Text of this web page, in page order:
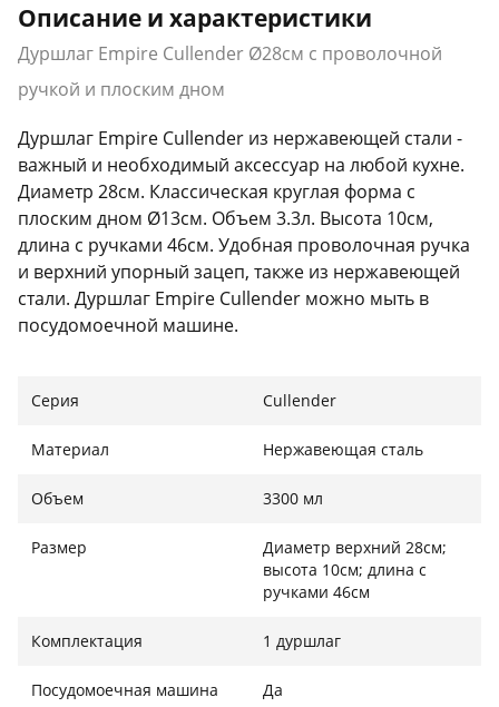
Описание и характеристики
Дуршлаг Empire Cullender Ø28см с проволочной
ручкой и плоским дном
Дуршлаг Empire Cullender из нержавеющей стали -
важный и необходимый аксессуар на любой кухне.
Диаметр 28см. Классическая круглая форма с
плоским дном Ø13см. Объем 3.3л. Высота 10см,
длина с ручками 46см. Удобная проволочная ручка
и верхний упорный зацеп, также из нержавеющей
стали. Дуршлаг Empire Cullender можно мыть в
посудомоечной машине.
Серия Cullender
Материал Нержавеющая сталь
Объем 3300 мл
Размер
Диаметр верхний 28см;
высота 10см; длина с
ручками 46см
Комплектация 1 дуршлаг
Посудомоечная машина Да